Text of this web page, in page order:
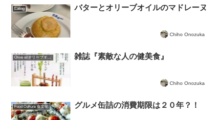
Eating バターとオリーブオイルのマドレーヌ
Chiho Onozuka
Olive oilオリーブオイルについて 雑誌『素敵な人の健美食』
Chiho Onozuka
Food Culture 食文化 グルメ缶詰の消費期限は２０年？！